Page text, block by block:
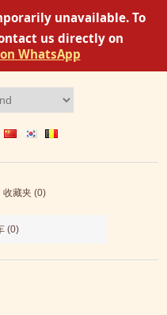
unavailable. To
us directly on
WhatsApp
收藏夹 (0)
(0)